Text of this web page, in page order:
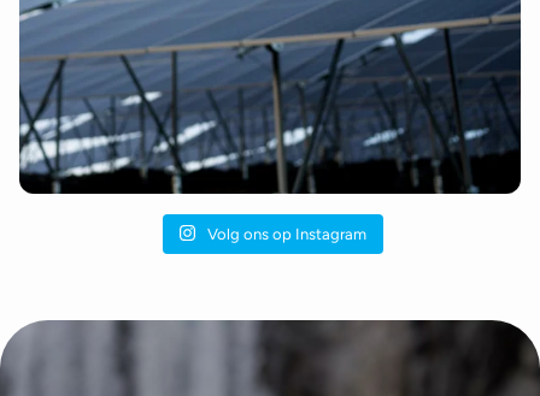
Volg ons op Instagram